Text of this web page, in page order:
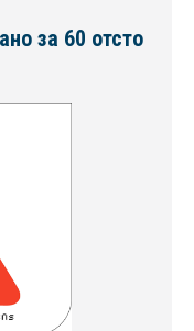
за 60 отсто